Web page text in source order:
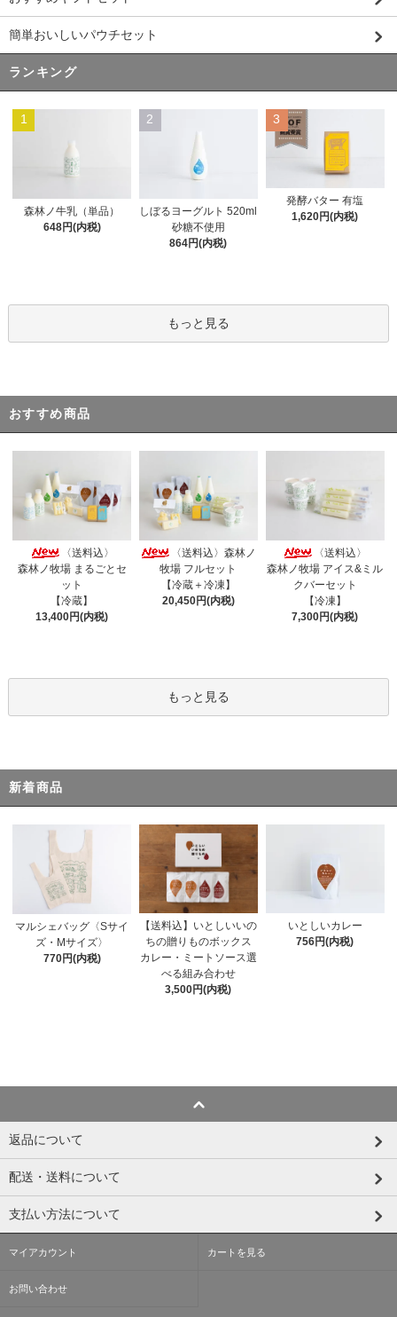
簡単おいしいパウチセット
ランキング
1
森林ノ牛乳（単品）
648円(内税)
2
しぼるヨーグルト 520ml
砂糖不使用
864円(内税)
3
発酵バター 有塩
1,620円(内税)
もっと見る
おすすめ商品
〈送料込〉
森林ノ牧場 まるごとセ
ット
【冷蔵】
13,400円(内税)
〈送料込〉森林ノ
牧場 フルセット
【冷蔵＋冷凍】
20,450円(内税)
〈送料込〉
森林ノ牧場 アイス&ミル
クバーセット
【冷凍】
7,300円(内税)
もっと見る
新着商品
マルシェバッグ〈Sサイ
ズ・Mサイズ〉
770円(内税)
【送料込】いとしいいの
ちの贈りものボックス
カレー・ミートソース選
べる組み合わせ
3,500円(内税)
いとしいカレー
756円(内税)
返品について
配送・送料について
支払い方法について
マイアカウント カートを見る
お問い合わせ